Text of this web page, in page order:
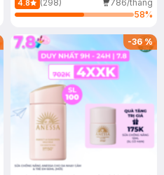
4.8 (298)
786/tháng
58%
-36%